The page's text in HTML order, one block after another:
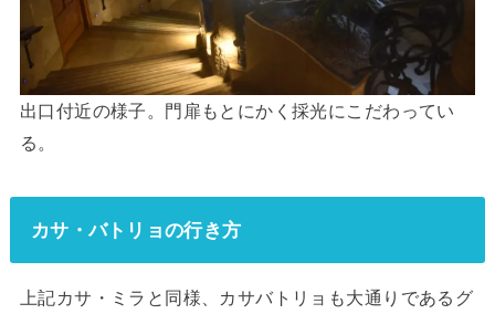
出口付近の様子。門扉もとにかく採光にこだわってい
る。
カサ・バトリョの行き方
上記カサ・ミラと同様、カサバトリョも大通りであるグ